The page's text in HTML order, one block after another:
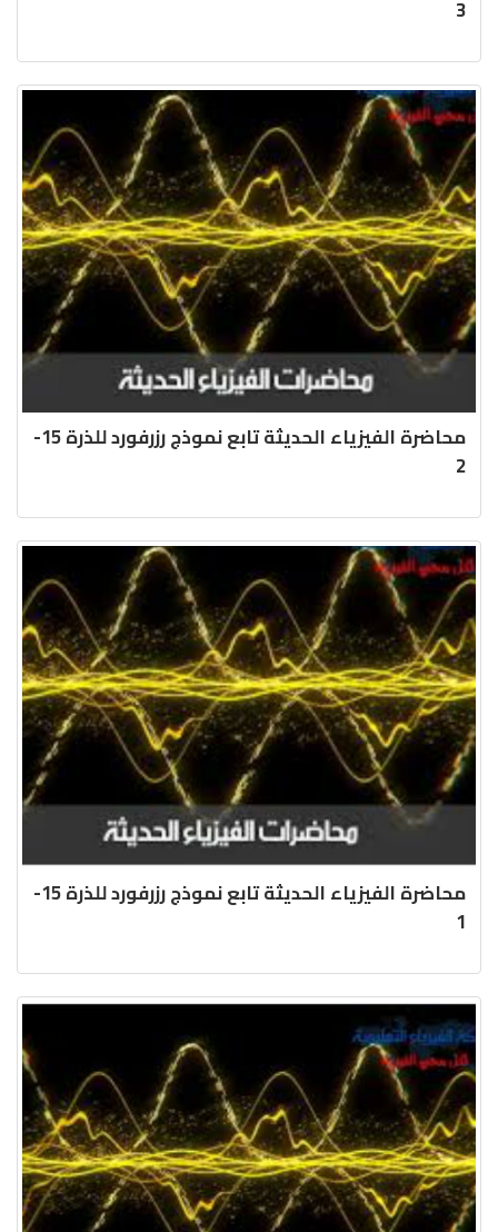
3
محاضرة الفيزياء الحديثة تابع نموذج رزرفورد للذرة 15-
2
محاضرة الفيزياء الحديثة تابع نموذج رزرفورد للذرة 15-
1